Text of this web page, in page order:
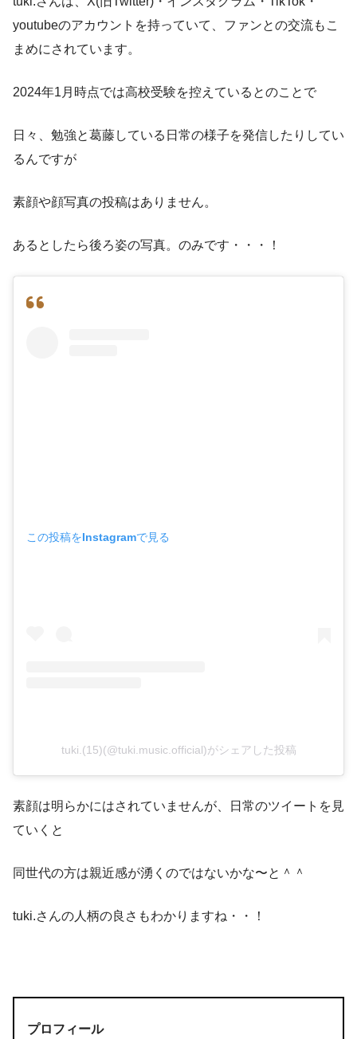
youtubeのアカウントを持っていて、ファンとの交流もこ
まめにされています。
2024年1月時点では高校受験を控えているとのことで
日々、勉強と葛藤している日常の様子を発信したりしてい
るんですが
素顔や顔写真の投稿はありません。
あるとしたら後ろ姿の写真。のみです・・・！
この投稿をInstagramで見る
tuki.(15)(@tuki.music.official)がシェアした投稿
素顔は明らかにはされていませんが、日常のツイートを見
ていくと
同世代の方は親近感が湧くのではないかな〜と＾＾
tuki.さんの人柄の良さもわかりますね・・！
プロフィール